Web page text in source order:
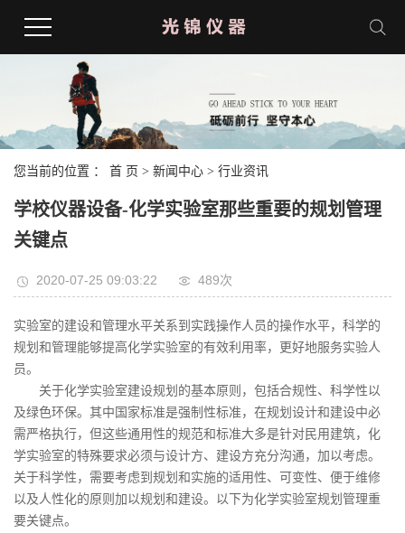
您当前的位置 ： 首 页 > 新闻中心 > 行业资讯
学校仪器设备-化学实验室那些重要的规划管理
关键点
2020-07-25 09:03:22 489次
实验室的建设和管理水平关系到实践操作人员的操作水平，科学的
规划和管理能够提高化学实验室的有效利用率，更好地服务实验人
员。
关于化学实验室建设规划的基本原则，包括合规性、科学性以
及绿色环保。其中国家标准是强制性标准，在规划设计和建设中必
需严格执行，但这些通用性的规范和标准大多是针对民用建筑，化
学实验室的特殊要求必须与设计方、建设方充分沟通，加以考虑。
关于科学性，需要考虑到规划和实施的适用性、可变性、便于维修
以及人性化的原则加以规划和建设。以下为化学实验室规划管理重
要关键点。